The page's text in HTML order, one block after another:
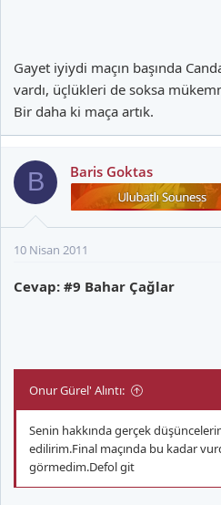
Gayet iyiydi maçın başında
vardı, üçlükleri de soksa
Bir daha ki maça artık.
B Baris Goktas
10 Nisan 2011
Cevap: #9 Bahar Çağlar
Onur Gürel' Alıntı:
Senin hakkında gerçek
edilirim.Final maçında bu kadar
görmedim.Defol git